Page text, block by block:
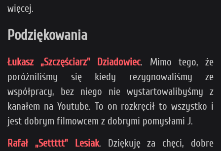
więcej.
Podziękowania
Łukasz „Szczęściarz” Dziadowiec. Mimo tego, że
poróżniliśmy się kiedy rezygnowaliśmy ze
współpracy, bez niego nie wystartowalibyśmy z
kanałem na Youtube. To on rozkręcił to wszystko i
jest dobrym filmowcem z dobrymi pomysłami J.
Rafał „Settttt” Lesiak. Dziękuję za chęci, dobre